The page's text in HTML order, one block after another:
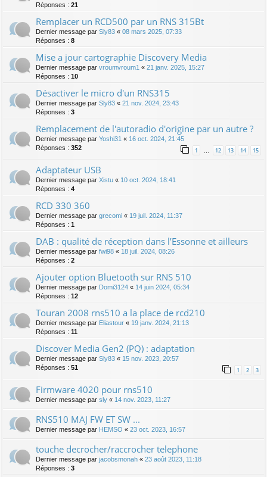
Réponses : 21
Remplacer un RCD500 par un RNS 315Bt
Dernier message par Sly83 « 08 mars 2025, 07:33
Réponses : 8
Mise a jour cartographie Discovery Media
Dernier message par vroumvroum1 « 21 janv. 2025, 15:27
Réponses : 10
Désactiver le micro d'un RNS315
Dernier message par Sly83 « 21 nov. 2024, 23:43
Réponses : 3
Remplacement de l'autoradio d'origine par un autre ?
Dernier message par Yoshi31 « 16 oct. 2024, 21:45
Réponses : 352 1 12 13 14 15
Adaptateur USB
Dernier message par Xistu « 10 oct. 2024, 18:41
Réponses : 4
RCD 330 360
Dernier message par grecomi « 19 juil. 2024, 11:37
Réponses : 1
DAB : qualité de réception dans l’Essonne et ailleurs
Dernier message par fwi98 « 18 juil. 2024, 08:26
Réponses : 2
Ajouter option Bluetooth sur RNS 510
Dernier message par Domi3124 « 14 juin 2024, 05:34
Réponses : 12
Touran 2008 rns510 a la place de rcd210
Dernier message par Eliastour « 19 janv. 2024, 21:13
Réponses : 11
Discover Media Gen2 (PQ) : adaptation
Dernier message par Sly83 « 15 nov. 2023, 20:57
Réponses : 51 1 2 3
Firmware 4020 pour rns510
Dernier message par sly « 14 nov. 2023, 11:27
RNS510 MAJ FW ET SW ...
Dernier message par HEMSO « 23 oct. 2023, 16:57
touche decrocher/raccrocher telephone
Dernier message par jacobsmonah « 23 août 2023, 11:18
Réponses : 3